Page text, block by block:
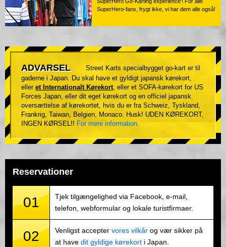
SuperHero-fans, frygt ikke, vi har dem alle også!
ADVARSEL
Street Karts specialbygget go-kart er til
gaderne i Japan. Du skal have et gyldigt japansk kørekort,
eller et Internationalt Kørekort, eller et SOFA-kørekort for US
Forces Japan, eller dit eget kørekort og en officiel japansk
oversættelse af kørekortet, hvis du er fra Schweiz, Tyskland,
Frankrig, Taiwan, Belgien, Monaco. Husk! UDEN KØREKORT,
INGEN KØRSEL!! For mere information.
Reservationer
01
Tjek tilgængelighed via Facebook, e-mail,
telefon, webformular og lokale turistfirmaer.
02 Venligst accepter vores vilkår og vær sikker på
at have dit gyldige kørekort i Japan.